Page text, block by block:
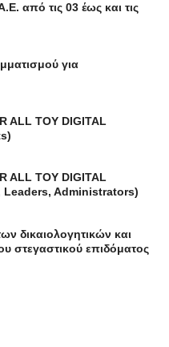
από τις 03 έως και τις
για
ALL ΤΟΥ DIGITAL
ALL ΤΟΥ DIGITAL
Leaders, Administrators)
δικαιολογητικών και
στεγαστικού επιδόματος